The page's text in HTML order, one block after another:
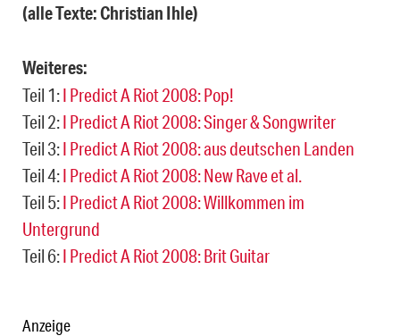
(alle Texte: Christian Ihle)
Weiteres:
Teil 1:I Predict A Riot 2008: Pop!
Teil 2:I Predict A Riot 2008: Singer & Songwriter
Teil 3:I Predict A Riot 2008: aus deutschen Landen
Teil 4:I Predict A Riot 2008: New Rave et al.
Teil 5:I Predict A Riot 2008: Willkommen im
Untergrund
Teil 6:I Predict A Riot 2008: Brit Guitar
Anzeige